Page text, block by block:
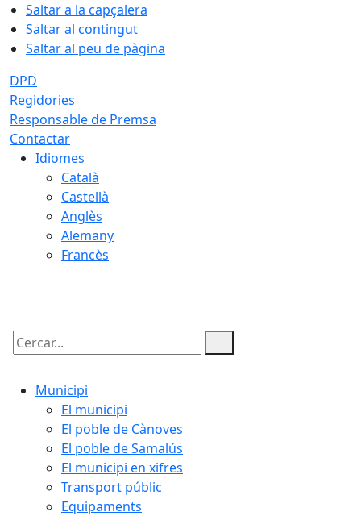
Saltar a la capçalera
Saltar al contingut
Saltar al peu de pàgina
DPD
Regidories
Responsable de Premsa
Contactar
Idiomes
Català
Castellà
Anglès
Alemany
Francès
Cercar:
Municipi
El municipi
El poble de Cànoves
El poble de Samalús
El municipi en xifres
Transport públic
Equipaments